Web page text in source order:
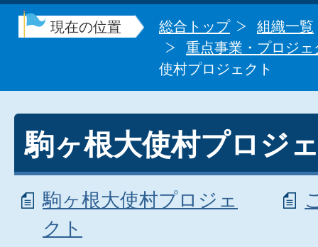
現在の位置 総合トップ
組織一覧
重点事業・プロジェ
使村プロジェクト
駒ヶ根大使村プロジ
駒ヶ根大使村プロジェ
クト